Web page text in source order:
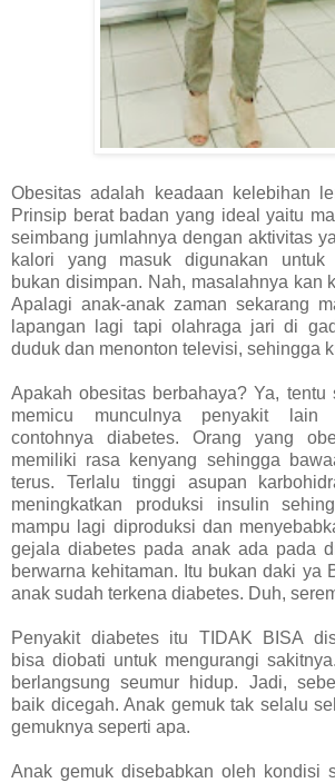
Obesitas adalah keadaan kelebihan
Prinsip berat badan yang ideal yaitu
seimbang jumlahnya dengan aktivitas
kalori yang masuk digunakan untuk
bukan disimpan. Nah, masalahnya kan
Apalagi anak-anak zaman sekarang
lapangan lagi tapi olahraga jari di
duduk dan menonton televisi, sehingga
Apakah obesitas berbahaya? Ya, tentu
memicu munculnya penyakit lain
contohnya diabetes. Orang yang
memiliki rasa kenyang sehingga
terus. Terlalu tinggi asupan
meningkatkan produksi insulin
mampu lagi diproduksi dan
gejala diabetes pada anak ada pada
berwarna kehitaman. Itu bukan daki ya
anak sudah terkena diabetes. Duh,
Penyakit diabetes itu TIDAK BISA
bisa diobati untuk mengurangi
berlangsung seumur hidup. Jadi,
baik dicegah. Anak gemuk tak selalu
gemuknya seperti apa.
Anak gemuk disebabkan oleh kondisi